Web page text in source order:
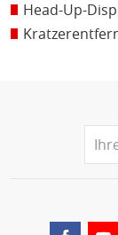
Head-Up-